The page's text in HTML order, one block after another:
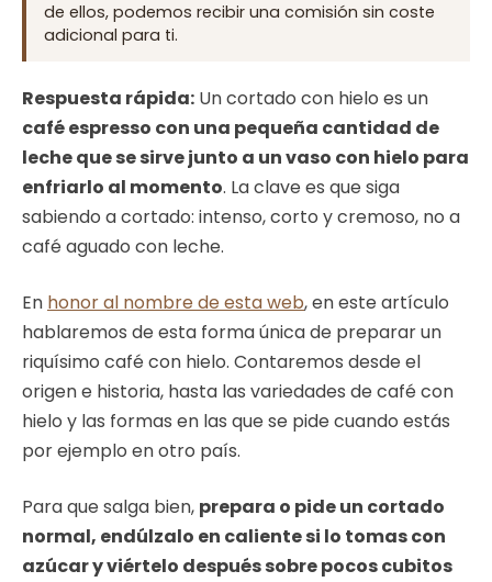
de ellos, podemos recibir una comisión sin coste
adicional para ti.
Respuesta rápida: Un cortado con hielo es un
café espresso con una pequeña cantidad de
leche que se sirve junto a un vaso con hielo para
enfriarlo al momento. La clave es que siga
sabiendo a cortado: intenso, corto y cremoso, no a
café aguado con leche.
En honor al nombre de esta web, en este artículo
hablaremos de esta forma única de preparar un
riquísimo café con hielo. Contaremos desde el
origen e historia, hasta las variedades de café con
hielo y las formas en las que se pide cuando estás
por ejemplo en otro país.
Para que salga bien, prepara o pide un cortado
normal, endúlzalo en caliente si lo tomas con
azúcar y viértelo después sobre pocos cubitos